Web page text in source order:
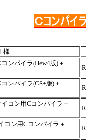
様
ンパイラ(Hew4版)＋
ンパイラ(CS+版)＋
コン用Cコンパイラ＋
コン用Cコンパイラ＋